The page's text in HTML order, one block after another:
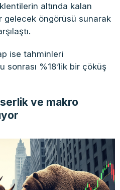
altında kalan
gelecek öngörüsü sunarak
ise tahminleri
sonrası %18’lik bir çöküş
ve makro